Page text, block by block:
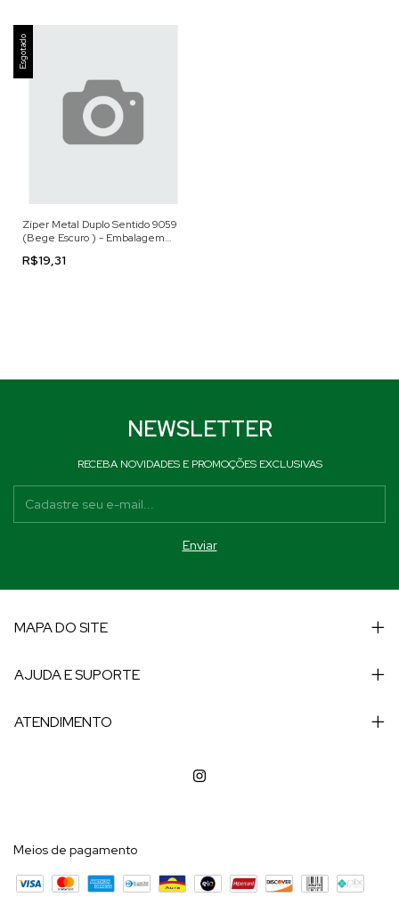
Esgotado
Zíper Metal Duplo Sentido 9059
(Bege Escuro ) - Embalagem
R$19,31
NEWSLETTER
RECEBA NOVIDADES E PROMOÇÕES EXCLUSIVAS
MAPA DO SITE
AJUDA E SUPORTE
ATENDIMENTO
Meios de pagamento